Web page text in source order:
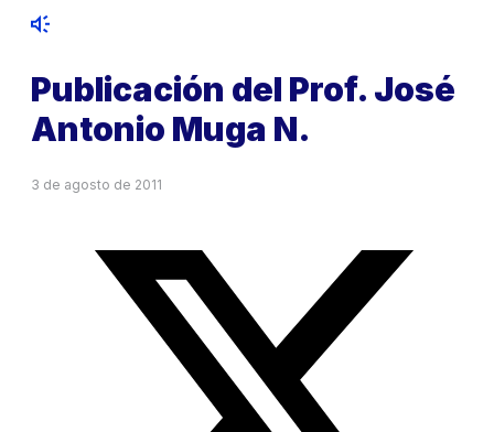
Publicación del Prof. José
Antonio Muga N.
3 de agosto de 2011